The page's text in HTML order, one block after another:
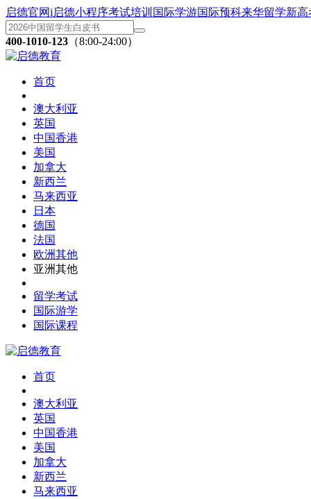
启德官网i启德小程序考试培训 国际学游国际预科来华留学新高
400-1010-123 （8:00-24:00）
首页
澳大利亚
英国
中国香港
美国
加拿大
新西兰
马来西亚
日本
德国
法国
欧洲其他
亚洲其他
留学考试
国际游学
国际课程
首页
澳大利亚
英国
中国香港
美国
加拿大
新西兰
马来西亚